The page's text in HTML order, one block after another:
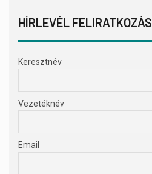
HÍRLEVÉL FELIRATKOZÁS
Keresztnév
Vezetéknév
Email